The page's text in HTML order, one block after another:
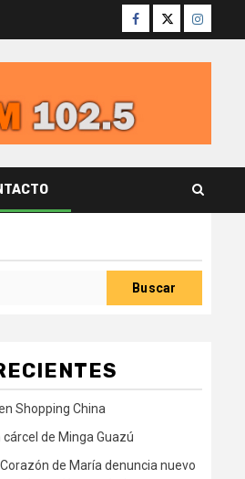
Facebook
Twitter
Buscar
Shopping China
de Minga Guazú
de María denuncia nuevo